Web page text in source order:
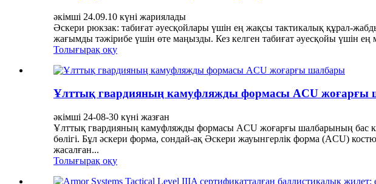
әкімші 24.09.10 күні жариялады
Әскери рюкзак: табиғат әуесқойлары үшін ең жақсы тактикалық құрал-
жағымды тәжірибе үшін өте маңызды. Кез келген табиғат әуесқойы үшін
Толығырақ оқу
Ұлттық гвардияның камуфляжды формасы ACU жоғарғы
әкімші 24-08-30 күні жазған
Ұлттық гвардияның камуфляжды формасы ACU жоғарғы шалбарының бас
бөлігі. Бұл әскери форма, сондай-ақ Әскери жауынгерлік форма (ACU)
жасалған...
Толығырақ оқу